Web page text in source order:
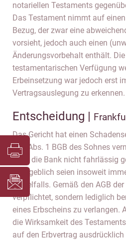
notariellen Testaments
Das Testament nimmt auf
Bezug, der zwar eine
vorsieht, jedoch auch einen
Änderungsvorbehalt enthält.
testamentarischen Verfügung
Erbeinsetzung war jedoch erst
Vertragsauslegung zu erkennen.
Entscheidung |
Das Gericht hat einen
280 Abs. 1 BGB des Sohnes
dass die Bank nicht fahrlässig
Maßgeblich seien insoweit
Einzelfalls. Gemäß den AGB
verpflichtet, sondern lediglich
eines Erbscheins zu verlangen.
die Wirksamkeit des
auf den Erbvertrag